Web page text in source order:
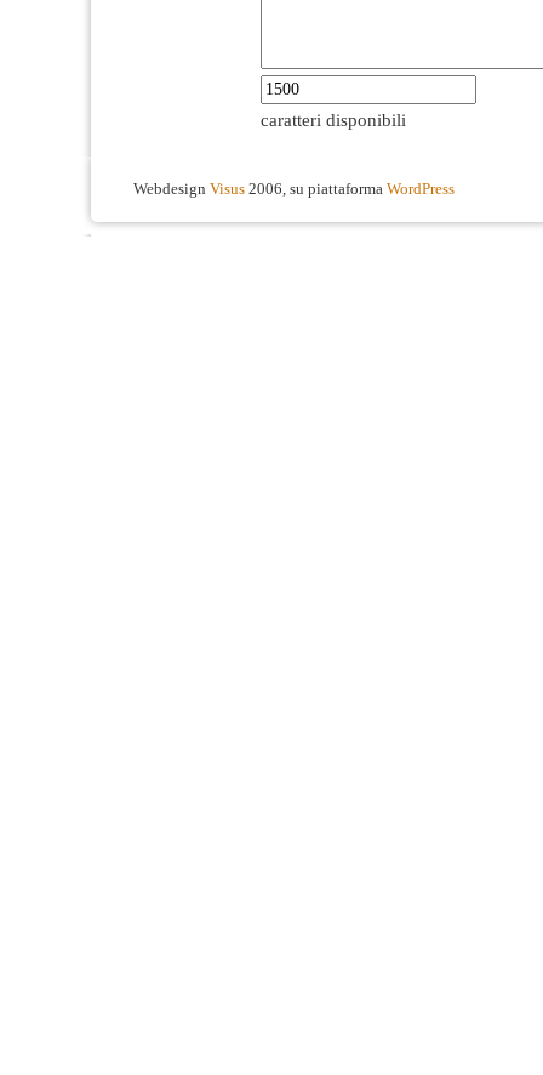
caratteri disponibili
Webdesign Visus 2006, su piattaforma WordPress